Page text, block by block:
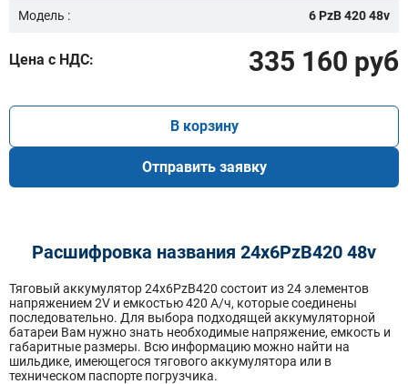
Модель : 6 PzB 420 48v
Цена с НДС: 335 160 руб
В корзину
Отправить заявку
Расшифровка названия 24х6PzB420 48v
Тяговый аккумулятор 24x6PzB420 состоит из 24 элементов
напряжением 2V и емкостью 420 А/ч, которые соединены
последовательно. Для выбора подходящей аккумуляторной
батареи Вам нужно знать необходимые напряжение, емкость и
габаритные размеры. Всю информацию можно найти на
шильдике, имеющегося тягового аккумулятора или в
техническом паспорте погрузчика.